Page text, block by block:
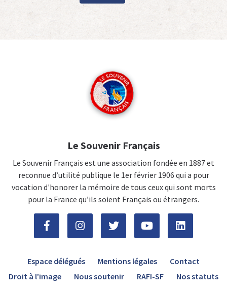
Le Souvenir Français
Le Souvenir Français est une association fondée en 1887 et
reconnue d’utilité publique le 1er février 1906 qui a pour
vocation d'honorer la mémoire de tous ceux qui sont morts
pour la France qu’ils soient Français ou étrangers.
Espace délégués Mentions légales
Contact
Droit à l’image
Nous soutenir RAFI-SF Nos statuts